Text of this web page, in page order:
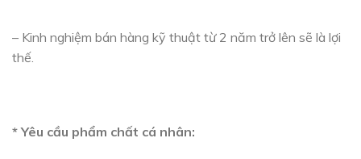
– Kinh nghiệm bán hàng kỹ thuật từ 2 năm trở lên sẽ là lợi
thế.
* Yêu cầu phẩm chất cá nhân: